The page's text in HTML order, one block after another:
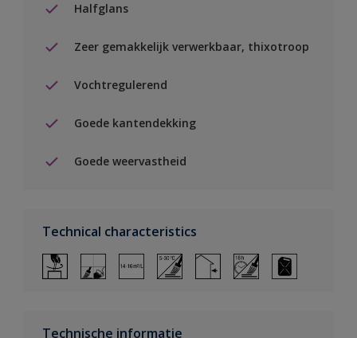
Halfglans
Zeer gemakkelijk verwerkbaar, thixotroop
Vochtregulerend
Goede kantendekking
Goede weervastheid
Technical characteristics
Technische informatie